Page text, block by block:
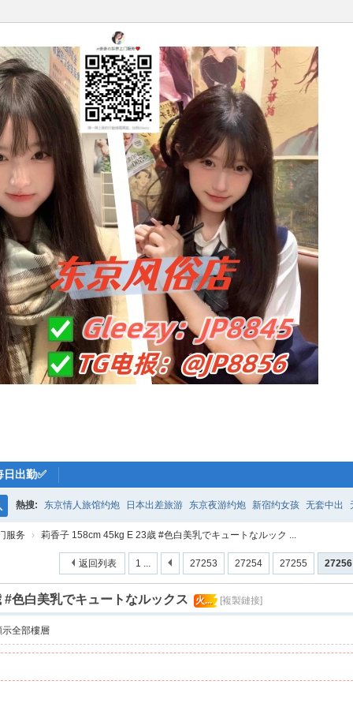
日出勤✅
熱搜: 东京情人旅馆约炮 日本出差旅游 东京夜游约炮 新宿约女孩 无套中出
服务 › 莉香子 158cm 45kg E 23歳 #色白美乳でキュートなルック ...
1 ... 27253 27254 27255 27256
返回列表
色白美乳でキュートなルックス 火... [複製鏈接]
示全部樓層